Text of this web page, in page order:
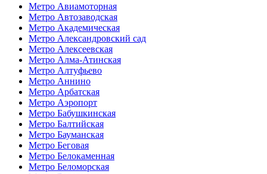
Метро Авиамоторная
Метро Автозаводская
Метро Академическая
Метро Александровский сад
Метро Алексеевская
Метро Алма-Атинская
Метро Алтуфьево
Метро Аннино
Метро Арбатская
Метро Аэропорт
Метро Бабушкинская
Метро Балтийская
Метро Бауманская
Метро Беговая
Метро Белокаменная
Метро Беломорская